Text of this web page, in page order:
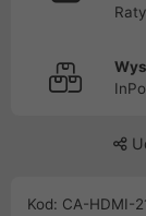
Kod: CA-HDMI-